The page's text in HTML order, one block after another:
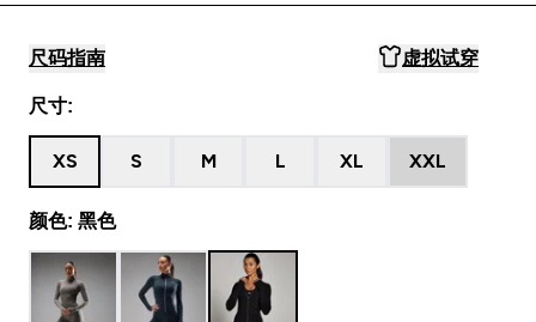
尺码指南 虚拟试穿
尺寸:
XS S M L XL XXL
颜色: 黑色